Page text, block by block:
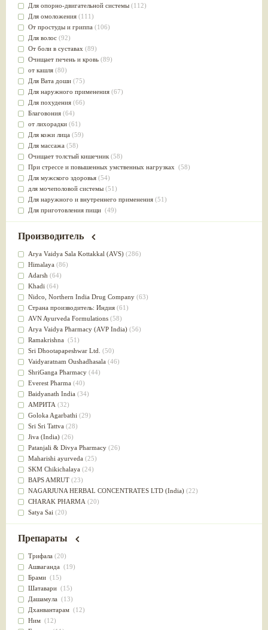
Для опорно-двигательной системы (112)
Для омоложения (111)
От простуды и гриппа (106)
Для волос (92)
От боли в суставах (89)
Очищает печень и кровь (89)
от кашля (80)
Для Вата доши (75)
Для наружного применения (67)
Для похудения (66)
Благовония (64)
от лихорадки (61)
Для кожи лица (59)
Для массажа (58)
Очищает толстый кишечник (58)
При стрессе и повышенных умственных нагрузках (58)
Для мужского здоровья (54)
для мочеполовой системы (51)
Для наружного и внутреннего применения (51)
Для приготовления пищи (49)
от инфекций мочеполовой системы(49)
для суставов
Лечит опухоли и отеки(46)
Для медитации
выводит токсины
Для здоровья печени
Для тела(39)
для очищения крови(38)
При диабете(38)
Антиоксидант(37)
Для Капха(Кафа) доши
От паразитов(37)
При расстройстве желудка (36)
Успокоительное(36)
Для глаз(34)
от геморроя(34)
Противовоспалительное
Для Питта доши(32)
Для сердца(32)
Для сосудов головного мозга
Для полости рта(32)
Дефицит железа(31)
Для лица(31)
Употребление в пищу
Ароматерапия(29)
Жаропонижающее(29)
для памяти(28)
для почек(28)
Слабительное (28)
Афродизиак(27)
Напитки(27)
Для йоги (27)
Для потенции(26)
Для душа(25)
для концентрации внимания
при нарушении эрекции
Производитель
Arya Vaidya Sala Kottakkal (AVS) (286)
Himalaya (86)
Adarsh (64)
Khadi (64)
Nidсo, Northern India Drug Company (63)
Страна производитель: Индия (61)
AVN Ayurveda Formulations (58)
Arya Vaidya Pharmacy (AVP India) (56)
Ramakrishna (51)
Sri Dhootapapeshwar Ltd. (50)
Vaidyaratnam Oushadhasala (46)
ShriGanga Pharmacy (44)
Everest Pharma (40)
Baidyanath India (34)
АМРИТА (32)
Goloka Agarbathi (29)
Sri Sri Tattva (28)
Jiva (India) (26)
Patanjali & Divya Pharmacy (26)
Maharishi ayurveda (25)
SKM Chikichalaya (24)
BAPS AMRUT (23)
NAGARJUNA HERBAL CONCENTRATES LTD (India) (22)
CHARAK PHARMA (20)
Satya Sai (20)
Vyas(20)
Kerala Ayurveda
(19)
Organic India pvt ltd
Lalita(16)
Ashtang Herbals
Alarsin(14)
Vasu Health care
Baraka(13)
Dabur India Ltd
Препараты
Трифала (20)
Ашваганда (19)
Брами (15)
Шатавари (15)
Дашамула (13)
Дханвантарам (12)
Ним (12)